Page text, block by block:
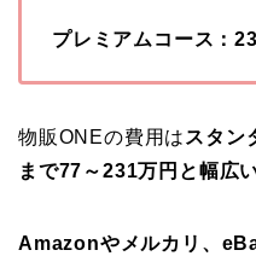
プレミアムコース：
物販ONEの費用は スタン
まで77～231万円と幅広
Amazonやメルカリ、